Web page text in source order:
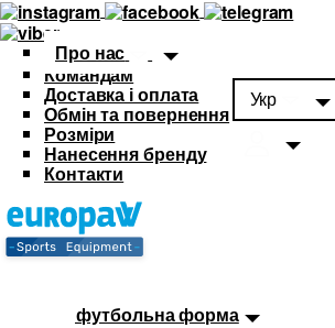
Про нас
Командам
Доставка і оплата
Обмін та повернення
Розміри
Нанесення бренду
Контакти
Укр
Дитяча футбольна форма